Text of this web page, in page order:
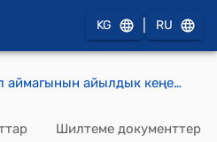
KG RU
Баетов айыл аймагынын айылдык кеңешинин 2021-жылдын 21-июлундагы № 4/15 "Баетов айылдык Кенешинин кезектеги талапкерине мандат берүү жөнүндө" токтому
Шилтеме документтер